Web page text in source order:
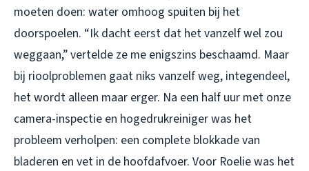
moeten doen: water omhoog spuiten bij het
doorspoelen. “Ik dacht eerst dat het vanzelf wel zou
weggaan,” vertelde ze me enigszins beschaamd. Maar
bij rioolproblemen gaat niks vanzelf weg, integendeel,
het wordt alleen maar erger. Na een half uur met onze
camera-inspectie en hogedrukreiniger was het
probleem verholpen: een complete blokkade van
bladeren en vet in de hoofdafvoer. Voor Roelie was het